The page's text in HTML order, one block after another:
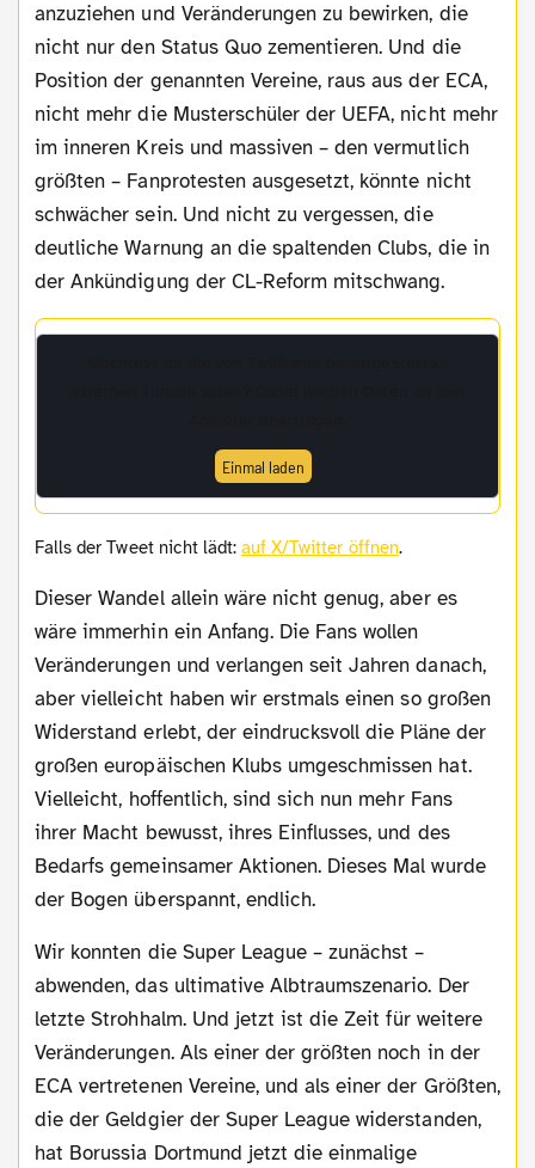
anzuziehen und Veränderungen zu bewirken, die
nicht nur den Status Quo zementieren. Und die
Position der genannten Vereine, raus aus der ECA,
nicht mehr die Musterschüler der UEFA, nicht mehr
im inneren Kreis und massiven – den vermutlich
größten – Fanprotesten ausgesetzt, könnte nicht
schwächer sein. Und nicht zu vergessen, die
deutliche Warnung an die spaltenden Clubs, die in
der Ankündigung der CL-Reform mitschwang.
Einmal laden
Falls der Tweet nicht lädt:auf X/Twitter öffnen.
Dieser Wandel allein wäre nicht genug, aber es
wäre immerhin ein Anfang. Die Fans wollen
Veränderungen und verlangen seit Jahren danach,
aber vielleicht haben wir erstmals einen so großen
Widerstand erlebt, der eindrucksvoll die Pläne der
großen europäischen Klubs umgeschmissen hat.
Vielleicht, hoffentlich, sind sich nun mehr Fans
ihrer Macht bewusst, ihres Einflusses, und des
Bedarfs gemeinsamer Aktionen. Dieses Mal wurde
der Bogen überspannt, endlich.
Wir konnten die Super League – zunächst –
abwenden, das ultimative Albtraumszenario. Der
letzte Strohhalm. Und jetzt ist die Zeit für weitere
Veränderungen. Als einer der größten noch in der
ECA vertretenen Vereine, und als einer der Größten,
die der Geldgier der Super League widerstanden,
hat Borussia Dortmund jetzt die einmalige